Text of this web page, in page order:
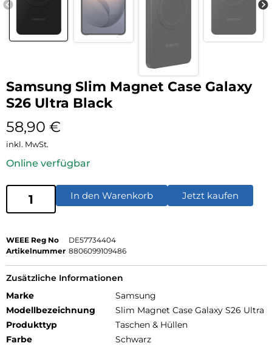
Samsung Slim Magnet Case Galaxy
S26 Ultra Black
58,90 €
inkl. MwSt.
Online verfügbar
In den Warenkorb Jetzt kaufen
WEEE Reg No
DE57734404
Artikelnummer 8806099109486
Zusätzliche Informationen
Marke
Samsung
Modellbezeichnung
Slim Magnet Case Galaxy S26 Ultra
Produkttyp
Taschen & Hüllen
Farbe
Schwarz